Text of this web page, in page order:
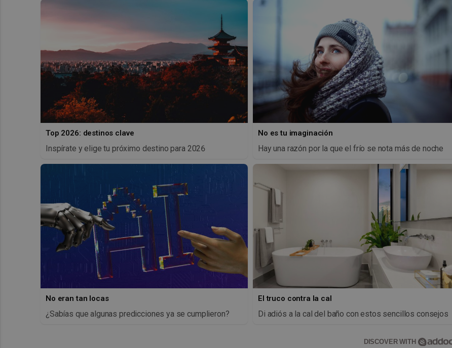
Top 2026: destinos clave
Inspírate y elige tu próximo destino para 2026
No es tu imaginación
Hay una razón por la que el frío se nota más de noche
No eran tan locas
¿Sabías que algunas predicciones ya se cumplieron?
El truco contra la cal
Di adiós a la cal del baño con estos sencillos consejos
DISCOVER WITH